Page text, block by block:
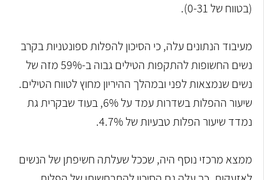
(בטווח של 0-31).
מעיבוד הנתונים עלה, כי הסיכון להפלות ספונטניות בקרב
נשים החשופות להתקפות הטילים גבוה ב-59% מזה של
נשים שנמצאות לפני ובמהלך ההיריון מחוץ לטווח הטילים.
שיעור ההפלות בשדרות עמד על 6%, בעוד שבקרית גת
נמדד שיעור הפלות טבעיות של 4.7%.
ממצא מרכזי נוסף היה, שככל שעלתה חשיפתן של הנשים